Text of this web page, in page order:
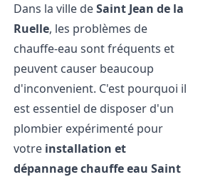
Dans la ville deSaint Jean de la
Ruelle, les problèmes de
chauffe-eau sont fréquents et
peuvent causer beaucoup
d'inconvenient. C'est pourquoi il
est essentiel de disposer d'un
plombier expérimenté pour
votre installation et
dépannage chauffe eau Saint